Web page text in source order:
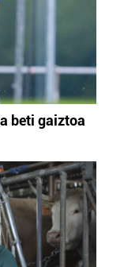
beti gaiztoa